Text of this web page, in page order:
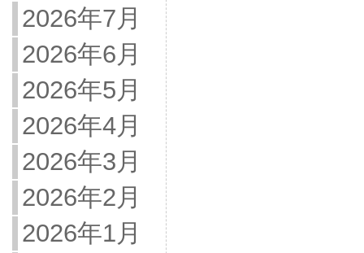
2026年7月
2026年6月
2026年5月
2026年4月
2026年3月
2026年2月
2026年1月